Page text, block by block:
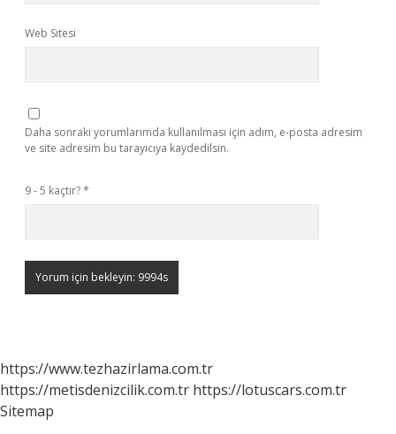
Web Sitesi
Daha sonraki yorumlarımda kullanılması için adım, e-posta adresim
ve site adresim bu tarayıcıya kaydedilsin.
9 - 5 kaçtır?*
https://www.tezhazirlama.com.tr
https://metisdenizcilik.com.tr https://lotuscars.com.tr
Sitemap